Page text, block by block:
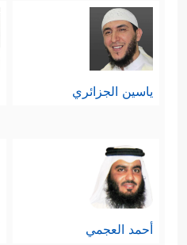
ياسين الجزائري
أحمد العجمي